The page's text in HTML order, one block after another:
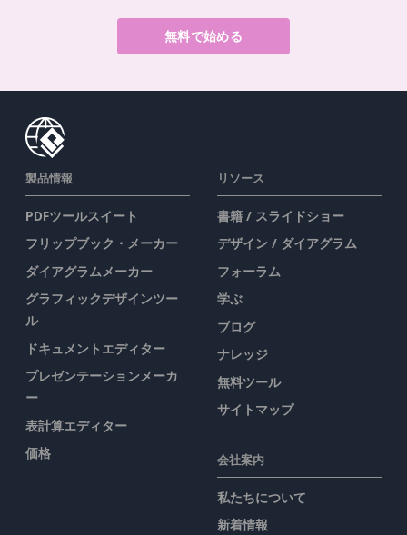
無料で始める
製品情報
PDFツールスイート
フリップブック・メーカー
ダイアグラムメーカー
グラフィックデザインツー
ル
ドキュメントエディター
プレゼンテーションメーカ
ー
表計算エディター
価格
リソース
書籍 / スライドショー
デザイン / ダイアグラム
フォーラム
学ぶ
ブログ
ナレッジ
無料ツール
サイトマップ
会社案内
私たちについて
新着情報